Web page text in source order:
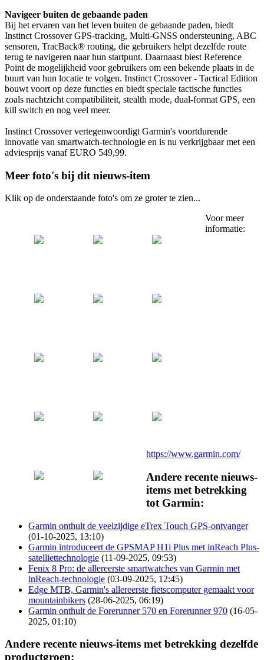
Navigeer buiten de gebaande paden
Bij het ervaren van het leven buiten de gebaande paden, biedt
Instinct Crossover GPS-tracking, Multi-GNSS ondersteuning, ABC
sensoren, TracBack® routing, die gebruikers helpt dezelfde route
terug te navigeren naar hun startpunt. Daarnaast biest Reference
Point de mogelijkheid voor gebruikers om een bekende plaats in de
buurt van hun locatie te volgen. Instinct Crossover - Tactical Edition
bouwt voort op deze functies en biedt speciale tactische functies
zoals nachtzicht compatibiliteit, stealth mode, dual-format GPS, een
kill switch en nog veel meer.
Instinct Crossover vertegenwoordigt Garmin's voortdurende
innovatie van smartwatch-technologie en is nu verkrijgbaar met een
adviesprijs vanaf EURO 549,99.
Meer foto's bij dit nieuws-item
Klik op de onderstaande foto's om ze groter te zien...
Voor meer
informatie:
https://www.garmin.com/
Andere recente nieuws-
items met betrekking
tot Garmin:
Garmin onthult de veelzijdige eTrex Touch GPS-ontvanger
(01-10-2025, 13:10)
Garmin introduceert de GPSMAP H1i Plus met inReach Plus-
satelliettechnologie (11-09-2025, 09:53)
Fenix 8 Pro: de allereerste smartwatches van Garmin met
inReach-technologie (03-09-2025, 12:45)
Edge MTB, Garmin's allereerste fietscomputer gemaakt voor
mountainbikers (28-06-2025, 06:19)
Garmin onthult de Forerunner 570 en Forerunner 970 (16-05-
2025, 01:10)
Andere recente nieuws-items met betrekking dezelfde
productgroep: